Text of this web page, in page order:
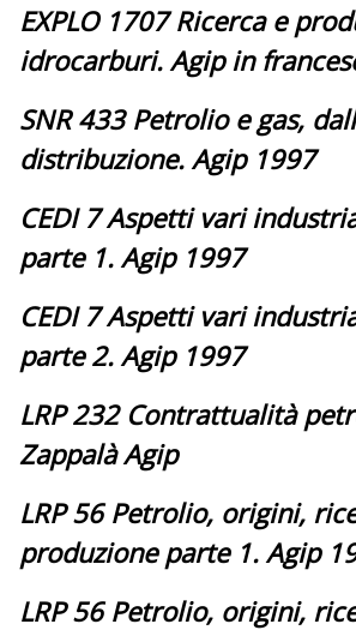
EXPLO 1707 Ricerca e
idrocarburi. Agip in
SNR 433 Petrolio e gas,
distribuzione. Agip 1997
CEDI 7 Aspetti vari
parte 1. Agip 1997
CEDI 7 Aspetti vari
parte 2. Agip 1997
LRP 232 Contrattualità
Zappalà Agip
LRP 56 Petrolio, origini,
produzione parte 1. Agip
LRP 56 Petrolio, origini,